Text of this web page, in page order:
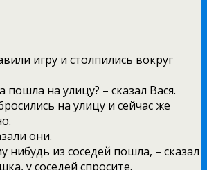
игру и столпились вокруг
на улицу? – сказал Вася.
на улицу и сейчас же
они.
нибудь из соседей пошла, – сказал
у соседей спросите.